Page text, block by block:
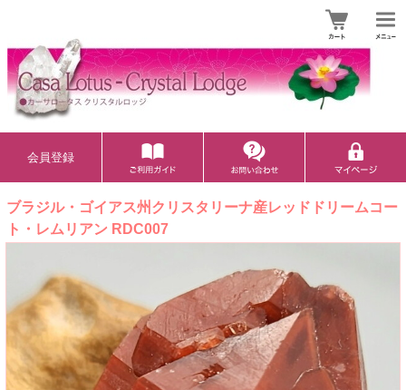
会員登録
ブラジル・ゴイアス州クリスタリーナ産レッドドリームコー
ト・レムリアン RDC007